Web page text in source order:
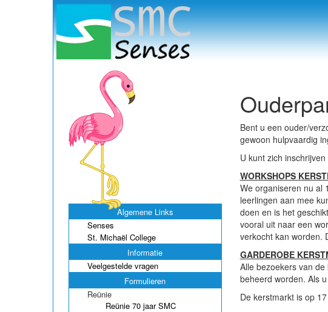
Algemene Links
Senses
St. Michaël College
Informatie
Veelgestelde vragen
Formulieren
Reünie
Reünie 70 jaar SMC
Bent u een ouder/
gewoon hulpvaardig
U kunt zich inschrijven
WORKSHOPS
We organiseren nu al
leerlingen aan mee
doen en is het
vooral uit naar een
verkocht kan worden.
GARDEROBE
Alle bezoekers van
beheerd worden. Als
De kerstmarkt is op